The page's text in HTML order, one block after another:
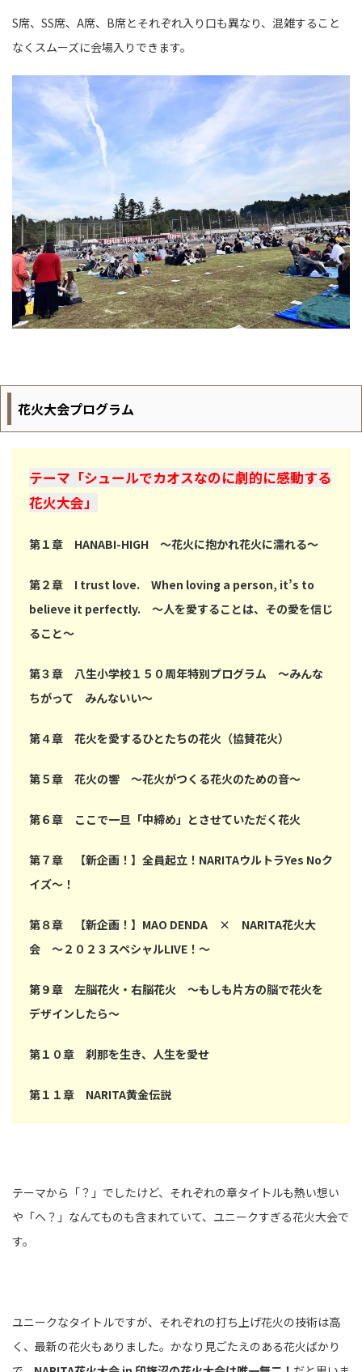
S席、SS席、A席、B席とそれぞれ入り口も異なり、混雑すること
なくスムーズに会場入りできます。
花火大会プログラム
テーマ「シュールでカオスなのに劇的に感動する
花火大会」
第１章 HANABI-HIGH ～花火に抱かれ花火に濡れる～
第２章 I trust love. When loving a person, it’s to
believe it perfectly. ～人を愛することは、その愛を信じ
ること～
第３章 八生小学校１５０周年特別プログラム ～みんな
ちがって みんないい～
第４章 花火を愛するひとたちの花火（協賛花火）
第５章 花火の響 ～花火がつくる花火のための音～
第６章 ここで一旦「中締め」とさせていただく花火
第７章 【新企画！】全員起立！NARITAウルトラYes Noク
イズ～！
第８章 【新企画！】MAO DENDA × NARITA花火大
会 ～２０２３スペシャルLIVE！～
第９章 左脳花火・右脳花火 ～もしも片方の脳で花火を
デザインしたら～
第１０章 刹那を生き、人生を愛せ
第１１章 NARITA黄金伝説
テーマから「？」でしたけど、それぞれの章タイトルも熱い想い
や「へ？」なんてものも含まれていて、ユニークすぎる花火大会で
す。
ユニークなタイトルですが、それぞれの打ち上げ花火の技術は高
く、最新の花火もありました。かなり見ごたえのある花火ばかり